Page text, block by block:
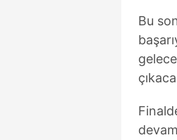
Bu